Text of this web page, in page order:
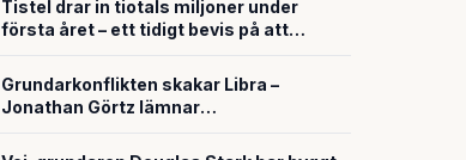
Tistel drar in tiotals miljoner under
första året – ett tidigt bevis på att
försvarsteknik
Grundarkonflikten skakar Libra –
Jonathan Görtz lämnar
miljardvärderingen